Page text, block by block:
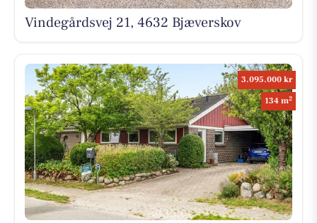
Vindegårdsvej 21, 4632 Bjæverskov
3.095.000 kr
134 m2